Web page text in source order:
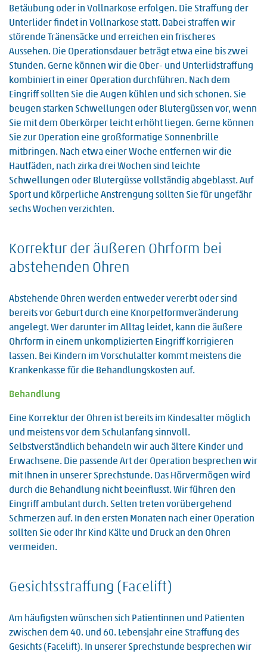
Betäubung oder in Vollnarkose erfolgen. Die Straffung der
Unterlider findet in Vollnarkose statt. Dabei straffen wir
störende Tränensäcke und erreichen ein frischeres
Aussehen. Die Operationsdauer beträgt etwa eine bis zwei
Stunden. Gerne können wir die Ober- und Unterlidstraffung
kombiniert in einer Operation durchführen. Nach dem
Eingriff sollten Sie die Augen kühlen und sich schonen. Sie
beugen starken Schwellungen oder Blutergüssen vor, wenn
Sie mit dem Oberkörper leicht erhöht liegen. Gerne können
Sie zur Operation eine großformatige Sonnenbrille
mitbringen. Nach etwa einer Woche entfernen wir die
Hautfäden, nach zirka drei Wochen sind leichte
Schwellungen oder Blutergüsse vollständig abgeblasst. Auf
Sport und körperliche Anstrengung sollten Sie für ungefähr
sechs Wochen verzichten.
Korrektur der äußeren Ohrform bei
abstehenden Ohren
Abstehende Ohren werden entweder vererbt oder sind
bereits vor Geburt durch eine Knorpelformveränderung
angelegt. Wer darunter im Alltag leidet, kann die äußere
Ohrform in einem unkomplizierten Eingriff korrigieren
lassen. Bei Kindern im Vorschulalter kommt meistens die
Krankenkasse für die Behandlungskosten auf.
Behandlung
Eine Korrektur der Ohren ist bereits im Kindesalter möglich
und meistens vor dem Schulanfang sinnvoll.
Selbstverständlich behandeln wir auch ältere Kinder und
Erwachsene. Die passende Art der Operation besprechen wir
mit Ihnen in unserer Sprechstunde. Das Hörvermögen wird
durch die Behandlung nicht beeinflusst. Wir führen den
Eingriff ambulant durch. Selten treten vorübergehend
Schmerzen auf. In den ersten Monaten nach einer Operation
sollten Sie oder Ihr Kind Kälte und Druck an den Ohren
vermeiden.
Gesichtsstraffung (Facelift)
Am häufigsten wünschen sich Patientinnen und Patienten
zwischen dem 40. und 60. Lebensjahr eine Straffung des
Gesichts (Facelift). In unserer Sprechstunde besprechen wir